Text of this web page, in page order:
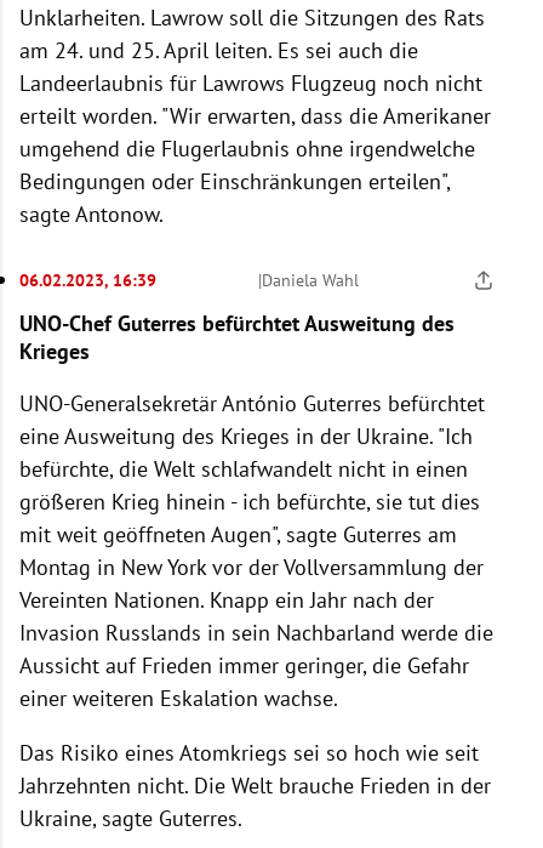
Unklarheiten. Lawrow soll die Sitzungen des Rats
am 24. und 25. April leiten. Es sei auch die
Landeerlaubnis für Lawrows Flugzeug noch nicht
erteilt worden. "Wir erwarten, dass die Amerikaner
umgehend die Flugerlaubnis ohne irgendwelche
Bedingungen oder Einschränkungen erteilen",
sagte Antonow.
06.02.2023, 16:39 |Daniela Wahl
UNO-Chef Guterres befürchtet Ausweitung des
Krieges
UNO-Generalsekretär António Guterres befürchtet
eine Ausweitung des Krieges in der Ukraine. "Ich
befürchte, die Welt schlafwandelt nicht in einen
größeren Krieg hinein - ich befürchte, sie tut dies
mit weit geöffneten Augen", sagte Guterres am
Montag in New York vor der Vollversammlung der
Vereinten Nationen. Knapp ein Jahr nach der
Invasion Russlands in sein Nachbarland werde die
Aussicht auf Frieden immer geringer, die Gefahr
einer weiteren Eskalation wachse.
Das Risiko eines Atomkriegs sei so hoch wie seit
Jahrzehnten nicht. Die Welt brauche Frieden in der
Ukraine, sagte Guterres.